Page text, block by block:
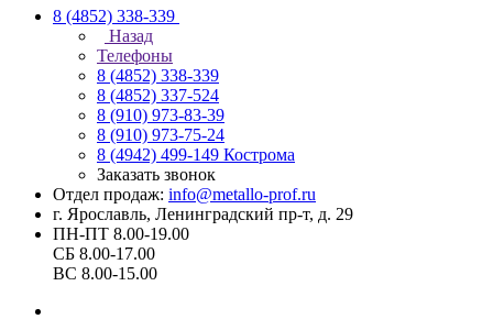
8 (4852) 338-339
Назад
Телефоны
8 (4852) 338-339
8 (4852) 337-524
8 (910) 973-83-39
8 (910) 973-75-24
8 (4942) 499-149 Кострома
Заказать звонок
Отдел продаж: info@metallo-prof.ru
г. Ярославль, Ленинградский пр-т, д. 29
ПН-ПТ 8.00-19.00
СБ 8.00-17.00
ВС 8.00-15.00